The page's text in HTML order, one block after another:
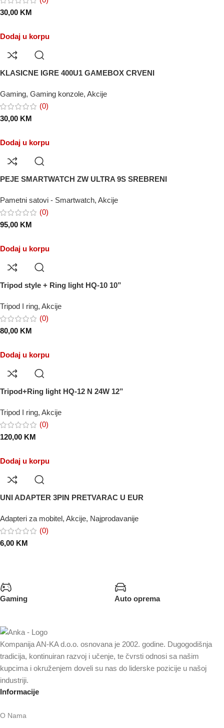
30,00 KM
Dodaj u korpu
KLASICNE IGRE 400U1 GAMEBOX CRVENI
Gaming, Gaming konzole, Akcije
(0)
30,00 KM
Dodaj u korpu
PEJE SMARTWATCH ZW ULTRA 9S SREBRENI
Pametni satovi - Smartwatch, Akcije
(0)
95,00 KM
Dodaj u korpu
Tripod style + Ring light HQ-10 10”
Tripod I ring, Akcije
(0)
80,00 KM
Dodaj u korpu
Tripod+Ring light HQ-12 N 24W 12”
Tripod I ring, Akcije
(0)
120,00 KM
Dodaj u korpu
UNI ADAPTER 3PIN PRETVARAC U EUR
Adapteri za mobitel, Akcije, Najprodavanije
(0)
6,00 KM
Gaming Auto oprema
Kompanija AN-KA d.o.o. osnovana je 2002. godine. Dugogodišnja
tradicija, kontinuiran razvoj i učenje, te čvrsti odnosi sa našim
kupcima i okruženjem doveli su nas do liderske pozicije u našoj
industriji.
Informacije
O Nama